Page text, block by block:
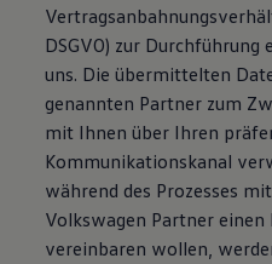
DSGVO) zur
uns. Die übermittelten
genannten Partner zum
mit Ihnen über Ihren
Kommunikationskanal
während des Prozesses
Volkswagen Partner
vereinbaren wollen,